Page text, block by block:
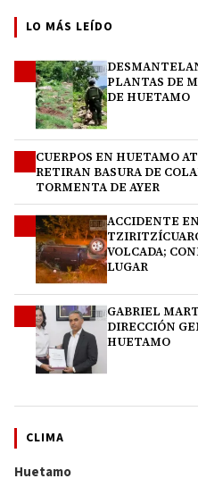
LO MÁS LEÍDO
PLANTAS DE
DE HUETAMO
CUERPOS EN HUETAMO
RETIRAN BASURA DE
TORMENTA DE AYER
ACCIDENTE
VOLCADA;
LUGAR
GABRIEL
DIRECCIÓN
HUETAMO
CLIMA
Huetamo